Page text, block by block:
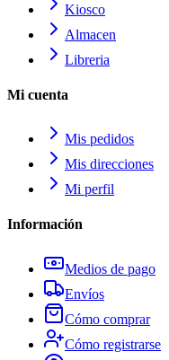
Kiosco
Almacen
Libreria
Mi cuenta
Mis pedidos
Mis direcciones
Mi perfil
Información
Medios de pago
Envíos
Cómo comprar
Cómo registrarse